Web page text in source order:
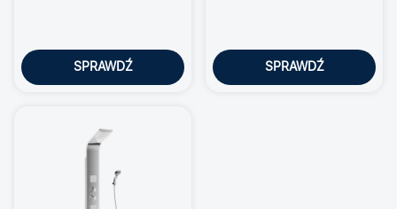
SPRAWDŹ SPRAWDŹ